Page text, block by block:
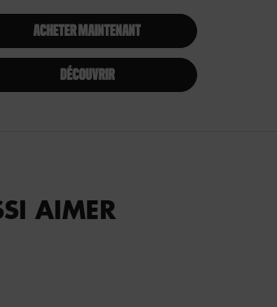
ACHETER MAINTENANT
DÉCOUVRIR
AIMER